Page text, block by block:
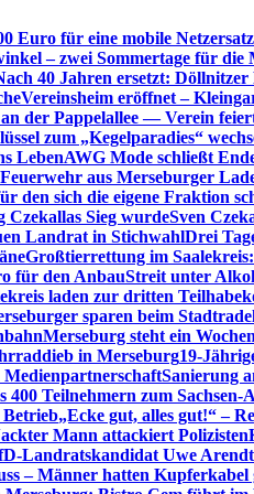
Euro für eine mobile
– zwei Sommertage für die
40 Jahren ersetzt:
Vereinsheim eröffnet –
der Pappelallee — Verein
zum „Kegelparadies“
LebenAWG Mode schließt
aus Merseburger
den sich die eigene Fraktion
Czekallas Sieg wurdeSven
Landrat in StichwahlDrei
Großtierrettung im
für den AnbauStreit unter
laden zur dritten
sparen beim
Merseburg steht ein
in Merseburg19-
MedienpartnerschaftSanierung
400 Teilnehmern zum Sachsen-
Betrieb„Ecke gut, alles gut!“ –
Mann attackiert Polizisten
Landratskandidat Uwe Arendt
– Männer hatten Kupferkabel